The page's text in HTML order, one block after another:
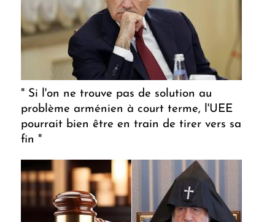
" Si l'on ne trouve pas de solution au
problème arménien à court terme, l'UEE
pourrait bien être en train de tirer vers sa
fin "